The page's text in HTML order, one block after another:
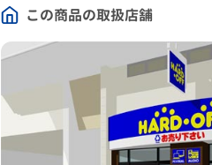
この商品の取扱店舗